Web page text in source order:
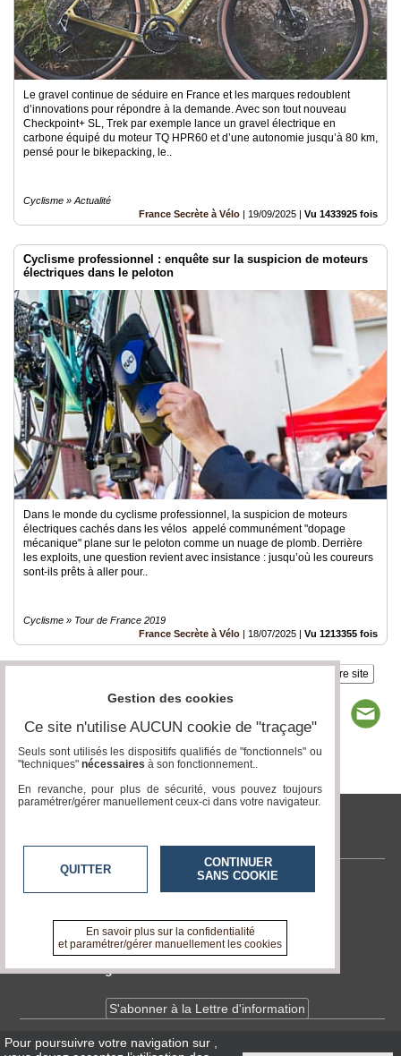
Le gravel continue de séduire en France et les marques redoublent
d’innovations pour répondre à la demande. Avec son tout nouveau
Checkpoint+ SL, Trek par exemple lance un gravel électrique en
carbone équipé du moteur TQ HPR60 et d’une autonomie jusqu’à 80 km,
pensé pour le bikepacking, le..
Cyclisme » Actualité
France Secrète à Vélo | 19/09/2025 | Vu 1433925 fois
Cyclisme professionnel : enquête sur la suspicion de moteurs
électriques dans le peloton
Dans le monde du cyclisme professionnel, la suspicion de moteurs
électriques cachés dans les vélos appelé communément "dopage
mécanique" plane sur le peloton comme un nuage de plomb. Derrière
les exploits, une question revient avec insistance : jusqu’où les coureurs
sont-ils prêts à aller pour..
Cyclisme » Tour de France 2019
France Secrète à Vélo | 18/07/2025 | Vu 1213355 fois
Insérez sur votre site
tvlocale.fr
Contactez-nous
A propos de tvlocale.fr
Devenir délégué
S'abonner à la Lettre d'information
InfosCNIL/RGPD
Pour poursuivre votre navigation sur
Gestion des cookies
Ce site n'utilise AUCUN cookie de "traçage"
Seuls sont utilisés les dispositifs qualifiés de "fonctionnels" ou
"techniques" nécessaires à son fonctionnement..
En revanche, pour plus de sécurité, vous pouvez toujours
paramétrer/gérer manuellement ceux-ci dans votre navigateur.
QUITTER
CONTINUER
SANS COOKIE
En savoir plus sur la confidentialité
et paramétrer/gérer manuellement les cookies